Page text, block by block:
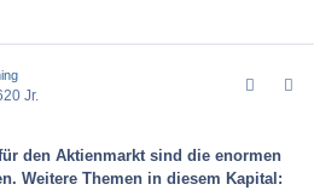
20 Jr.
den Aktienmarkt sind die enormen
Weitere Themen in diesem Kapital: